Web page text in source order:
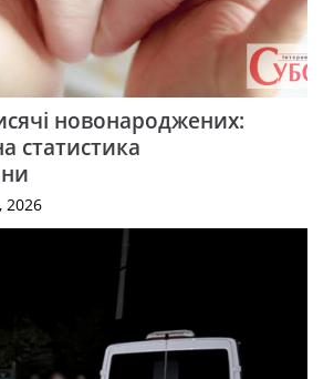
новонароджених:
статистика
2026